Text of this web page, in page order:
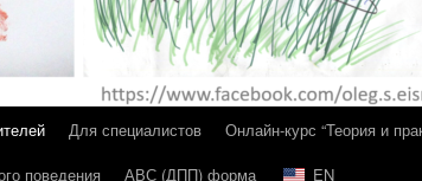
Для специалистов Онлайн-курс “Теория и
поведения АВС (ДПП) форма EN